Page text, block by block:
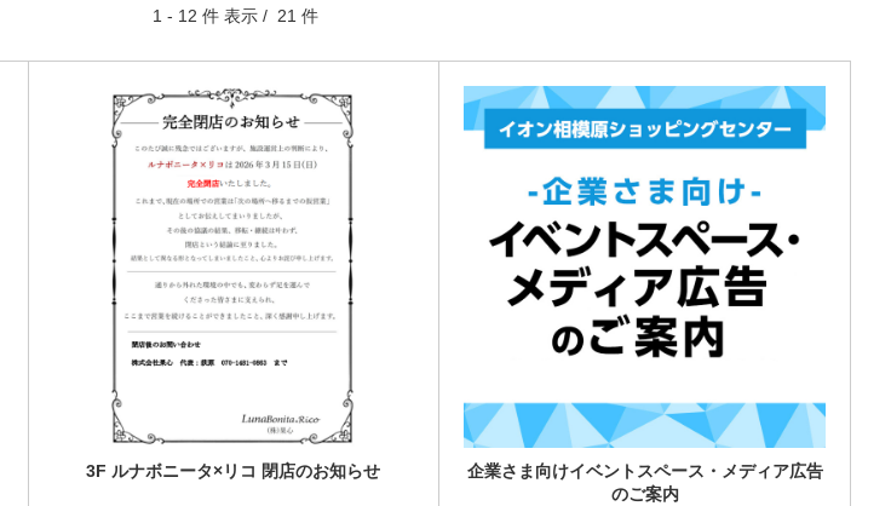
1 - 12 件 表示 / 21 件
3F ルナボニータ×リコ 閉店のお知らせ
企業さま向けイベントスペース・メディア広告
のご案内